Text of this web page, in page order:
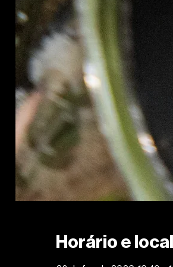
Horário e local